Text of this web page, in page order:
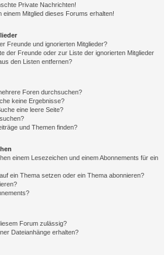
Private Nachrichten!
einem Mitglied dieses Forums erhalten!
Freunde und ignorierten Mitglieder?
der Freunde oder zur Liste der ignorierten Mitglieder
den Listen entfernen?
Foren durchsuchen?
keine Ergebnisse?
eine leere Seite?
und Themen finden?
einem Lesezeichen und einem Abonnements für ein
ein Thema setzen oder ein Thema abonnieren?
Forum zulässig?
Dateianhänge erhalten?